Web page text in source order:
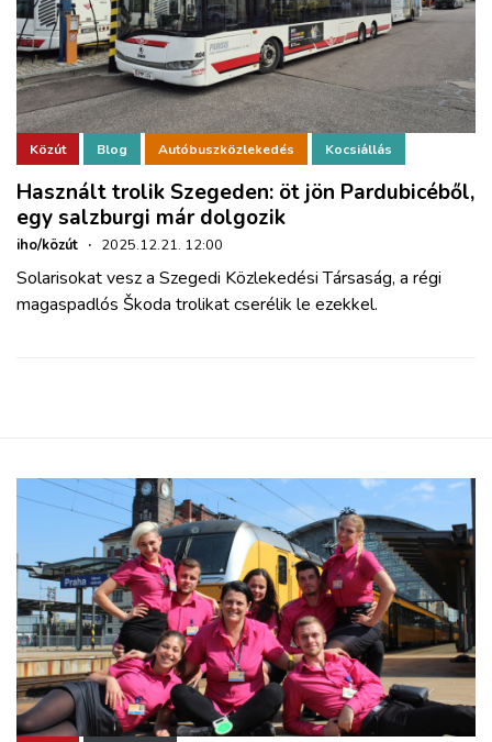
KÖZLEKEDÉSFEJLESZTÉS
ELLÁTÁSI LÁNC
ZÖLDÚT
HAJÓZÁS
BLOG
BELÉPÉS
REGISZTRÁCIÓ
Közút Blog Autóbuszközlekedés Kocsiállás
Használt trolik Szegeden: öt jön Pardubicéből,
egy salzburgi már dolgozik
iho/közút · 2025.12.21. 12:00
Solarisokat vesz a Szegedi Közlekedési Társaság, a régi
magaspadlós Škoda trolikat cserélik le ezekkel.